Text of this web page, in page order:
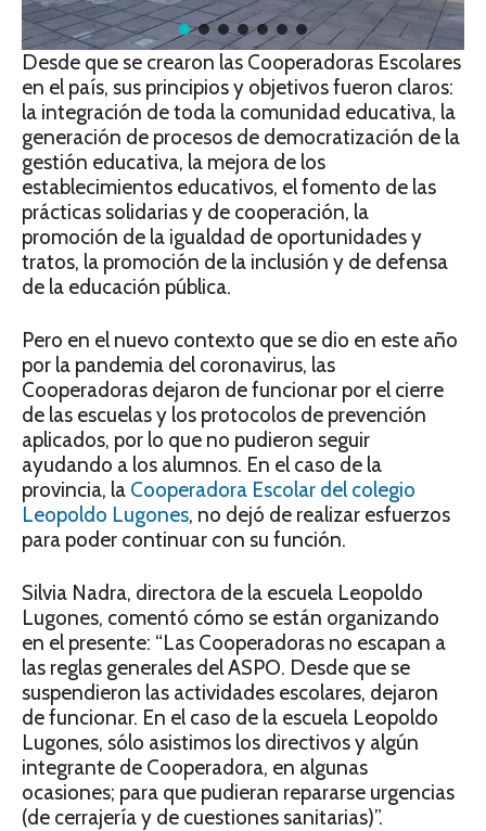
Desde que se crearon las Cooperadoras Escolares
en el país, sus principios y objetivos fueron claros:
la integración de toda la comunidad educativa, la
generación de procesos de democratización de la
gestión educativa, la mejora de los
establecimientos educativos, el fomento de las
prácticas solidarias y de cooperación, la
promoción de la igualdad de oportunidades y
tratos, la promoción de la inclusión y de defensa
de la educación pública.
Pero en el nuevo contexto que se dio en este año
por la pandemia del coronavirus, las
Cooperadoras dejaron de funcionar por el cierre
de las escuelas y los protocolos de prevención
aplicados, por lo que no pudieron seguir
ayudando a los alumnos. En el caso de la
provincia, la Cooperadora Escolar del colegio
Leopoldo Lugones, no dejó de realizar esfuerzos
para poder continuar con su función.
Silvia Nadra, directora de la escuela Leopoldo
Lugones, comentó cómo se están organizando
en el presente: “Las Cooperadoras no escapan a
las reglas generales del ASPO. Desde que se
suspendieron las actividades escolares, dejaron
de funcionar. En el caso de la escuela Leopoldo
Lugones, sólo asistimos los directivos y algún
integrante de Cooperadora, en algunas
ocasiones; para que pudieran repararse urgencias
(de cerrajería y de cuestiones sanitarias)”.